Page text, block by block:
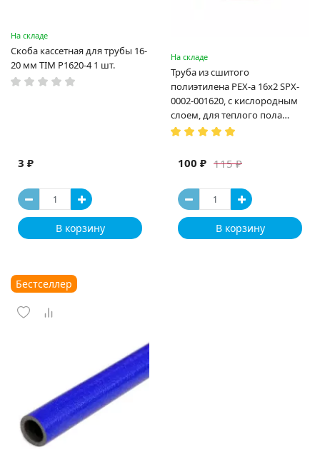
На складе
Скоба кассетная для трубы 16-
20 мм TIM P1620-4 1 шт.
3 ₽
В корзину
На складе
Труба из сшитого
полиэтилена PEX-a 16х2 SPX-
0002-001620, с кислородным
слоем, для теплого пола
(Испания)
115 ₽
100 ₽
В корзину
Бестселлер